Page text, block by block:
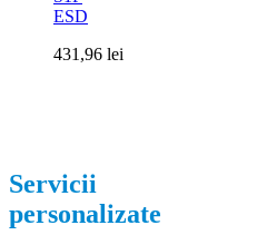
ESD
431,96 lei
Servicii
personalizate